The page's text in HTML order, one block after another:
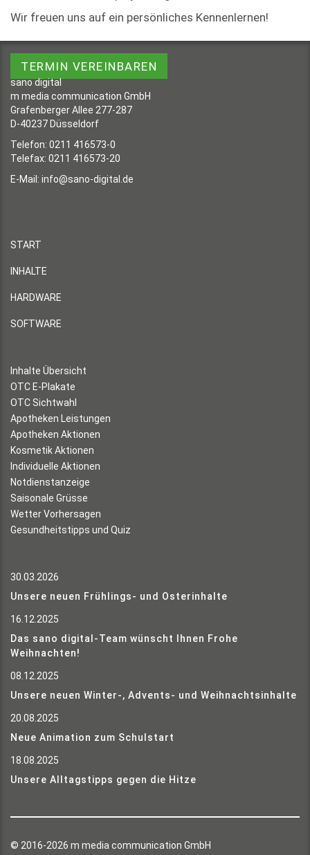
Wir freuen uns auf ein persönliches Kennenlernen!
TERMIN VEREINBAREN
sano digital
m media communication GmbH
Grafenberger Allee 277-287
D-40237 Düsseldorf
Telefon: 0211 416573-0
Telefax: 0211 416573-20
E-Mail: info@sano-digital.de
START
INHALTE
HARDWARE
SOFTWARE
Inhalte Übersicht
OTC E-Plakate
OTC Sichtwahl
Apotheken Leistungen
Apotheken Aktionen
Kosmetik Aktionen
Individuelle Aktionen
Notdienstanzeige
Saisonale Grüsse
Wetter Vorhersagen
Gesundheitstipps und Quiz
30.03.2026
Unsere neuen Frühlings- und Osterinhalte
16.12.2025
Das sano digital-Team wünscht Ihnen Frohe
Weihnachten!
08.12.2025
Unsere neuen Winter-, Advents- und Weihnachtsinhalte
20.08.2025
Neue Animation zum Schulstart
18.08.2025
Unsere Alltagstipps gegen die Hitze
© 2016-2026 m media communication GmbH